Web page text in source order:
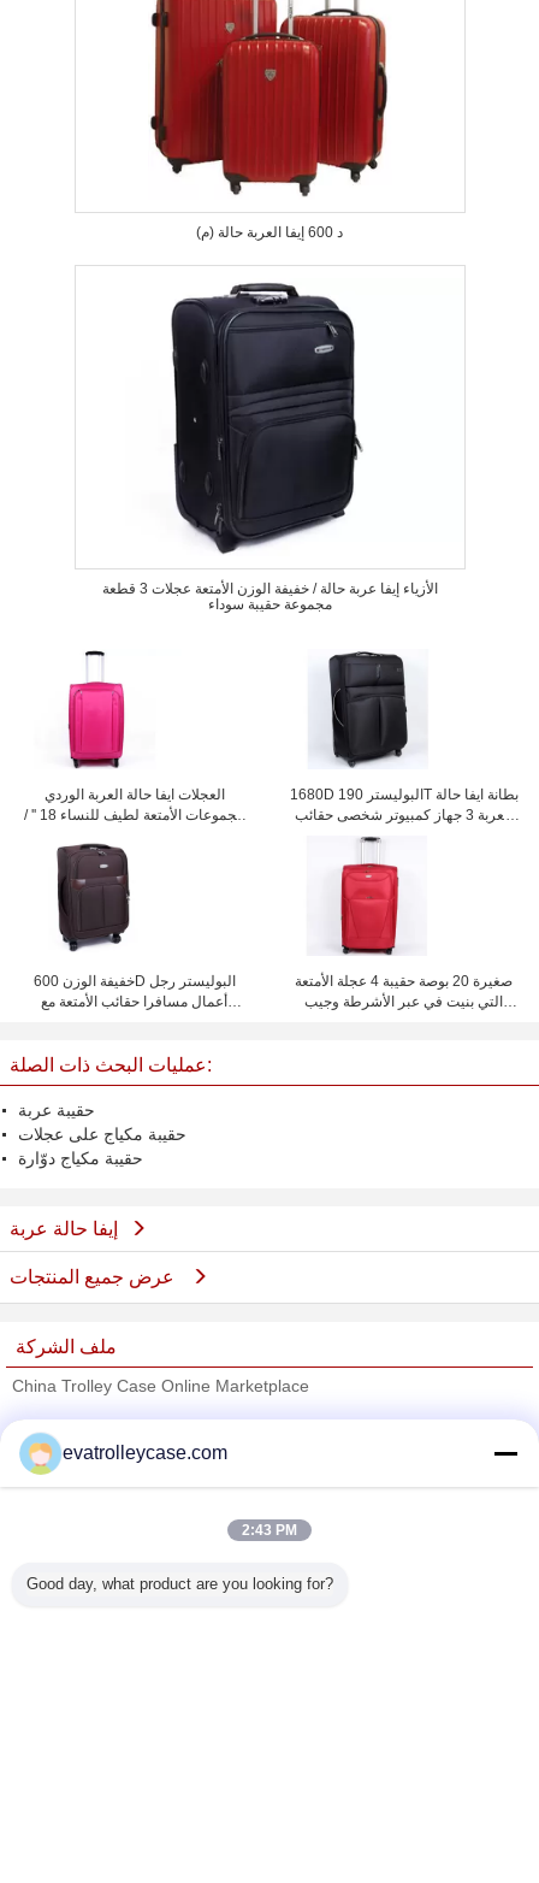
د 600 إيفا العربة حالة (م)
الأزياء إيفا عربة حالة / خفيفة الوزن الأمتعة عجلات 3 قطعة
مجموعة حقيبة سوداء
العجلات ايفا حالة العربة الوردي
مجموعات الأمتعة لطيف للنساء 18 '' /
1680D البوليستر 190T بطانة ايفا حالة
العربة 3 جهاز كمبيوتر شخصى حقائب
الأمتعة مع مجموعة وشبكة داخل كيس
خفيفة الوزن 600D البوليستر رجل
أعمال مسافرا حقائب الأمتعة مع
صغيرة 20 بوصة حقيبة 4 عجلة الأمتعة
التي بنيت في عبر الأشرطة وجيب
عمليات البحث ذات الصلة:
حقيبة عربة
حقيبة مكياج على عجلات
حقيبة مكياج دوّارة
إيفا حالة عربة
ملف الشركة
China Trolley Case Online Marketplace
Trust Seal
Verified Suplier
جميع المنتجات
evatrolleycase.com
2:43 PM
Good day, what product are you looking for?